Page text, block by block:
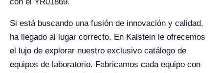
con el YR01869.
Si está buscando una fusión de innovación y calidad,
ha llegado al lugar correcto. En Kalstein le ofrecemos
el lujo de explorar nuestro exclusivo catálogo de
equipos de laboratorio. Fabricamos cada equipo con